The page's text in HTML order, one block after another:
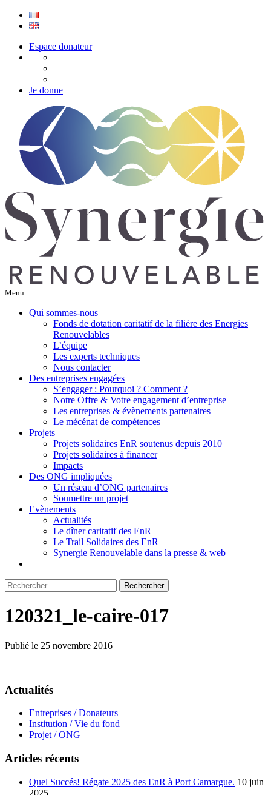
Espace donateur
Je donne
Menu
Qui sommes-nous
Fonds de dotation caritatif de la filière des Energies
Renouvelables
L’équipe
Les experts techniques
Nous contacter
Des entreprises engagées
S’engager : Pourquoi ? Comment ?
Notre Offre & Votre engagement d’entreprise
Les entreprises & évènements partenaires
Le mécénat de compétences
Projets
Projets solidaires EnR soutenus depuis 2010
Projets solidaires à financer
Impacts
Des ONG impliquées
Un réseau d’ONG partenaires
Soumettre un projet
Evènements
Actualités
Le dîner caritatif des EnR
Le Trail Solidaires des EnR
Synergie Renouvelable dans la presse & web
Rechercher :
120321_le-caire-017
Publié le 25 novembre 2016
Actualités
Entreprises / Donateurs
Institution / Vie du fond
Projet / ONG
Articles récents
Quel Succés! Régate 2025 des EnR à Port Camargue. 10 juin
2025